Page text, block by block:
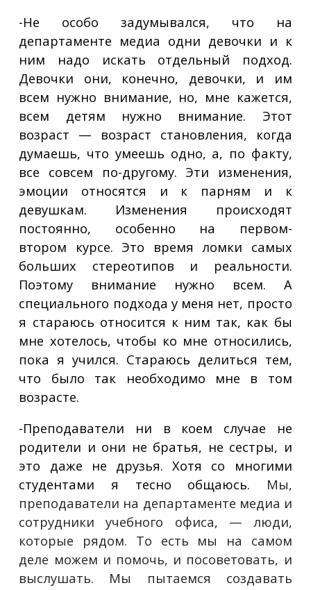
-Не особо задумывался, что на
департаменте медиа одни девочки и к
ним надо искать отдельный подход.
Девочки они, конечно, девочки, и им
всем нужно внимание, но, мне кажется,
всем детям нужно внимание. Этот
возраст — возраст становления, когда
думаешь, что умеешь одно, а, по факту,
все совсем по-другому. Эти изменения,
эмоции относятся и к парням и к
девушкам. Изменения происходят
постоянно, особенно на первом-
втором курсе. Это время ломки самых
больших стереотипов и реальности.
Поэтому внимание нужно всем. А
специального подхода у меня нет, просто
я стараюсь относится к ним так, как бы
мне хотелось, чтобы ко мне относились,
пока я учился. Стараюсь делиться тем,
что было так необходимо мне в том
возрасте.
-Преподаватели ни в коем случае не
родители и они не братья, не сестры, и
это даже не друзья. Хотя со многими
студентами я тесно общаюсь. Мы,
преподаватели на департаменте медиа и
сотрудники учебного офиса, — люди,
которые рядом. То есть мы на самом
деле можем и помочь, и посоветовать, и
выслушать. Мы пытаемся создавать